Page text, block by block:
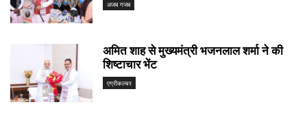
अजब गजब
अमित शाह से मुख्यमंत्री भजनलाल शर्मा ने की
शिष्टाचार भेंट
एग्रीकल्चर